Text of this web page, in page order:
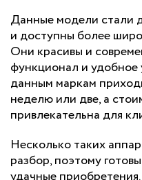
Данные модели стали
и доступны более
Они красивы и
функционал и удобное
данным маркам
неделю или две, а
привлекательна для
Несколько таких
разбор, поэтому
удачные приобретения.